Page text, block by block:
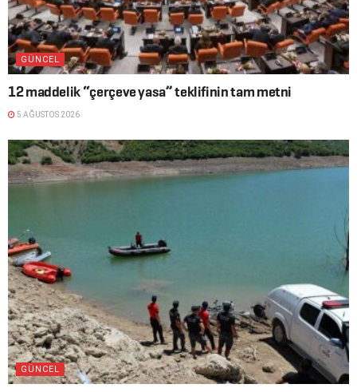
GÜNCEL
12 maddelik “çerçeve yasa” teklifinin tam metni
5 AĞUSTOS 2026
GÜNCEL